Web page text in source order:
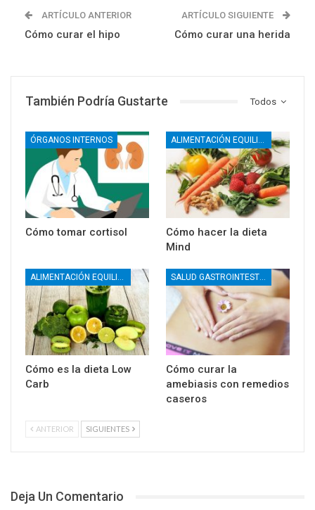
ARTÍCULO ANTERIOR
Cómo curar el hipo
ARTÍCULO SIGUIENTE
Cómo curar una herida
Todos
También Podría Gustarte
ÓRGANOS INTERNOS
Cómo tomar cortisol
ALIMENTACIÓN EQUILIBRADA
Cómo hacer la dieta
Mind
ALIMENTACIÓN EQUILIBRADA
Cómo es la dieta Low
Carb
SALUD GASTROINTESTINAL
Cómo curar la
amebiasis con remedios
caseros
ANTERIOR SIGUIENTES
Deja Un Comentario